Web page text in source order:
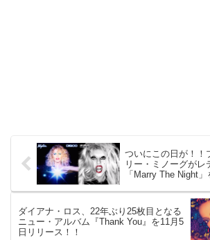
ついにこの日が！！
リー・ミノーグがレ
「Marry The Night
ダイアナ・ロス、22年ぶり25枚目となる
ニュー・アルバム『Thank You』を11月5
日リリース！！